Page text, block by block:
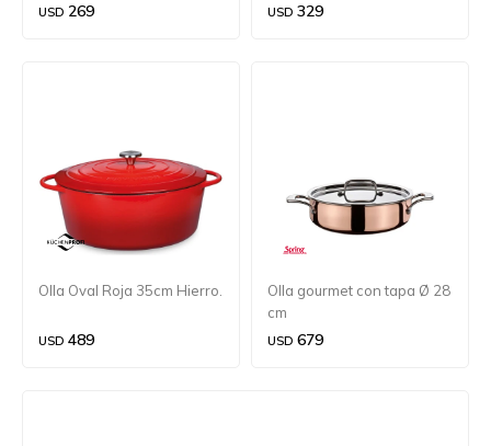
USD 269 USD 329
Olla Oval Roja 35cm Hierro.
USD 489
Olla gourmet con tapa Ø 28
cm
USD 679